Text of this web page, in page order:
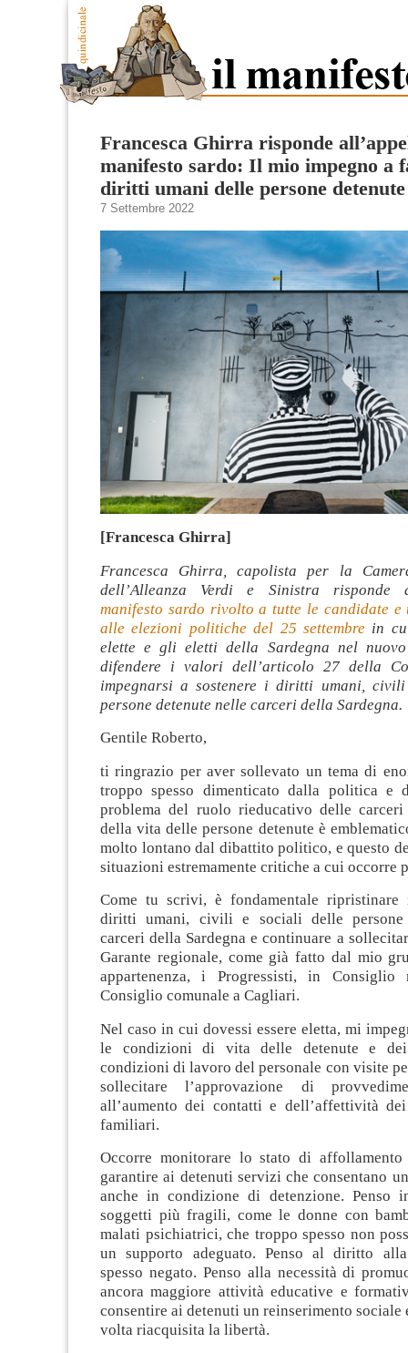
Francesca Ghirra risponde
manifesto sardo: Il mio impegno a
diritti umani delle persone detenute
7 Settembre 2022
[Francesca Ghirra]
Francesca Ghirra, capolista per la
dell’Alleanza Verdi e Sinistra risponde
manifesto sardo rivolto a tutte le candidate
alle elezioni politiche del 25 settembre in
elette e gli eletti della Sardegna nel
difendere i valori dell’articolo 27 della
impegnarsi a sostenere i diritti umani,
persone detenute nelle carceri della Sardegna.
Gentile Roberto,
ti ringrazio per aver sollevato un tema di
troppo spesso dimenticato dalla politica e
problema del ruolo rieducativo delle
della vita delle persone detenute è
molto lontano dal dibattito politico, e questo
situazioni estremamente critiche a cui occorre
Come tu scrivi, è fondamentale ripristinare
diritti umani, civili e sociali delle persone
carceri della Sardegna e continuare a
Garante regionale, come già fatto dal mio
appartenenza, i Progressisti, in
Consiglio comunale a Cagliari.
Nel caso in cui dovessi essere eletta, mi
le condizioni di vita delle detenute e
condizioni di lavoro del personale con visite
sollecitare l’approvazione di
all’aumento dei contatti e dell’affettività
familiari.
Occorre monitorare lo stato di
garantire ai detenuti servizi che consentano
anche in condizione di detenzione. Penso
soggetti più fragili, come le donne con
malati psichiatrici, che troppo spesso non
un supporto adeguato. Penso al diritto
spesso negato. Penso alla necessità di
ancora maggiore attività educative e
consentire ai detenuti un reinserimento sociale
volta riacquisita la libertà.